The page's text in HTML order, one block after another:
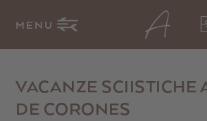
MENU
VACANZE SCIISTICHE
DE CORONES